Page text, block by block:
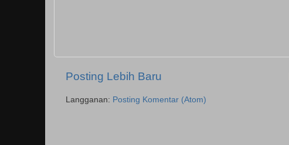
Posting Lebih Baru
Langganan: Posting Komentar (Atom)